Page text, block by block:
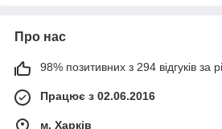
Про нас
98% позитивних з 294 відгуків за
Працює з 02.06.2016
м. Харків